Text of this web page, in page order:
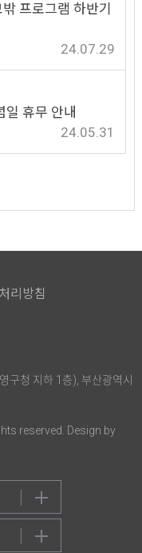
프로그램 하반기
24.07.29
일 휴무 안내
24.05.31
리방침
구청 지하 1층), 부산광역시
reserved. Design by